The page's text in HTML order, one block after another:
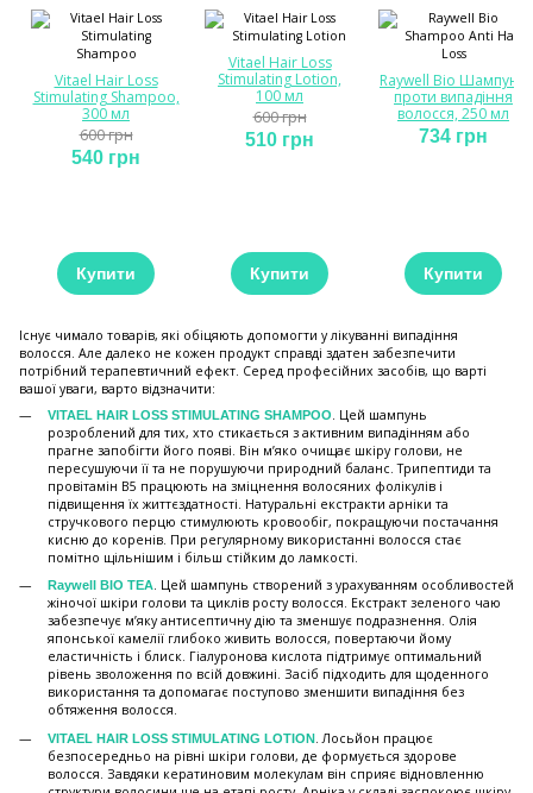
Vitael Hair Loss
Stimulating Shampoo,
300 мл
600 грн
540 грн
Купити
Vitael Hair Loss
Stimulating Lotion,
100 мл
600 грн
510 грн
Купити
Raywell Bio Шампунь
проти випадіння
волосся, 250 мл
734 грн
Купити
Існує чимало товарів, які обіцяють допомогти у лікуванні випадіння
волосся. Але далеко не кожен продукт справді здатен забезпечити
потрібний терапевтичний ефект. Серед професійних засобів, що варті
вашої уваги, варто відзначити:
VITAEL HAIR LOSS STIMULATING SHAMPOO. Цей шампунь
розроблений для тих, хто стикається з активним випадінням або
прагне запобігти його появі. Він м’яко очищає шкіру голови, не
пересушуючи її та не порушуючи природний баланс. Трипептиди та
провітамін B5 працюють на зміцнення волосяних фолікулів і
підвищення їх життєздатності. Натуральні екстракти арніки та
стручкового перцю стимулюють кровообіг, покращуючи постачання
кисню до коренів. При регулярному використанні волосся стає
помітно щільнішим і більш стійким до ламкості.
Raywell BIO TEA. Цей шампунь створений з урахуванням особливостей
жіночої шкіри голови та циклів росту волосся. Екстракт зеленого чаю
забезпечує м’яку антисептичну дію та зменшує подразнення. Олія
японської камелії глибоко живить волосся, повертаючи йому
еластичність і блиск. Гіалуронова кислота підтримує оптимальний
рівень зволоження по всій довжині. Засіб підходить для щоденного
використання та допомагає поступово зменшити випадіння без
обтяження волосся.
VITAEL HAIR LOSS STIMULATING LOTION. Лосьйон працює
безпосередньо на рівні шкіри голови, де формується здорове
волосся. Завдяки кератиновим молекулам він сприяє відновленню